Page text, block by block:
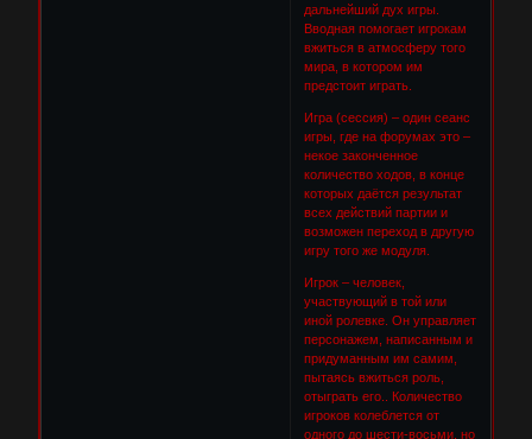
дальнейший дух игры.
Вводная помогает игрокам
вжиться в атмосферу того
мира, в котором им
предстоит играть.
Игра (сессия) – один сеанс
игры, где на форумах это –
некое законченное
количество ходов, в конце
которых даётся результат
всех действий партии и
возможен переход в другую
игру того же модуля.
Игрок – человек,
участвующий в той или
иной ролевке. Он управляет
персонажем, написанным и
придуманным им самим,
пытаясь вжиться роль,
отыграть его.. Количество
игроков колеблется от
одного до шести-восьми, но